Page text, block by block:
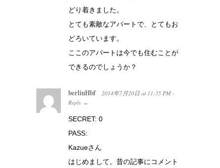
どり着きました。
とても素敵なアパートで、とてもお
どろいています。
ここのアパートは今でも住むことが
できるのでしょうか？
berlinHbf 2014年7月20日 at 11:35 PM ·
Reply →
SECRET: 0
PASS:
Kazueさん
はじめまして。昔の記事にコメント